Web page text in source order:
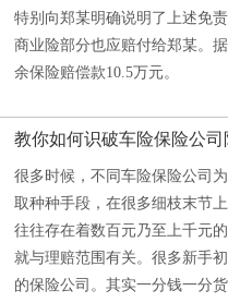
特别向郑某明确说明了上述免
商业险部分也应赔付给郑某。
余保险赔偿款10.5万元。
教你如何识破车险保险公司
很多时候，不同车险保险公司
取种种手段，在很多细枝末节
往往存在着数百元乃至上千元
就与理赔范围有关。很多新手
的保险公司。其实一分钱一分